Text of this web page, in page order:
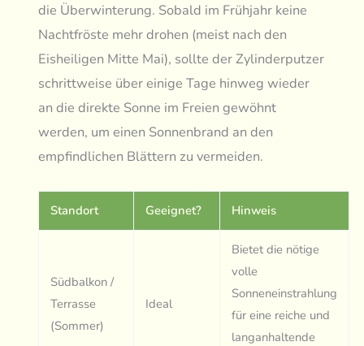
die Überwinterung. Sobald im Frühjahr keine
Nachtfröste mehr drohen (meist nach den
Eisheiligen Mitte Mai), sollte der Zylinderputzer
schrittweise über einige Tage hinweg wieder
an die direkte Sonne im Freien gewöhnt
werden, um einen Sonnenbrand an den
empfindlichen Blättern zu vermeiden.
Standort Geeignet? Hinweis
Südbalkon /
Terrasse
(Sommer)
Ideal
Bietet die nötige
volle
Sonneneinstrahlung
für eine reiche und
langanhaltende